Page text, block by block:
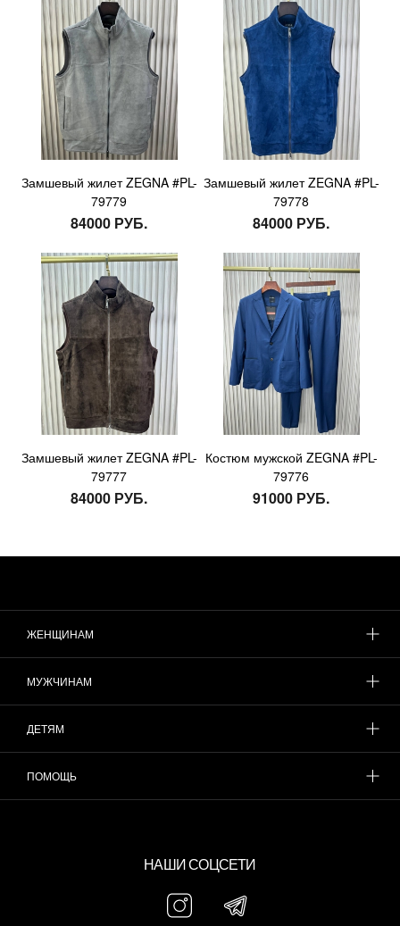
Замшевый жилет ZEGNA #PL-
79779
84000 РУБ.
Замшевый жилет ZEGNA #PL-
79778
84000 РУБ.
Замшевый жилет ZEGNA #PL-
79777
84000 РУБ.
Костюм мужской ZEGNA #PL-
79776
91000 РУБ.
ЖЕНЩИНАМ
МУЖЧИНАМ
ДЕТЯМ
ПОМОЩЬ
НАШИ СОЦСЕТИ